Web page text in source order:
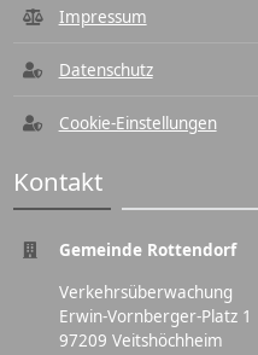
Impressum
Datenschutz
Cookie-Einstellungen
Kontakt
Gemeinde Rottendorf
Verkehrsüberwachung
Erwin-Vornberger-Platz 1
97209 Veitshöchheim